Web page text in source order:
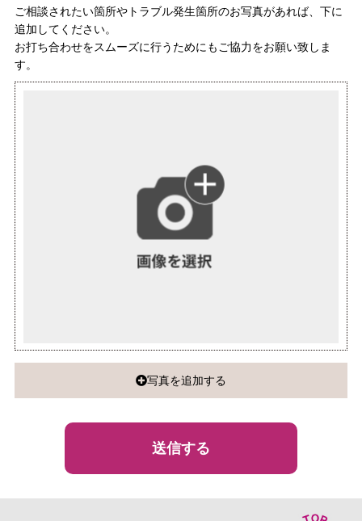
ご相談されたい箇所やトラブル発生箇所のお写真があれば、下に
追加してください。
お打ち合わせをスムーズに行うためにもご協力をお願い致しま
す。
写真を追加する